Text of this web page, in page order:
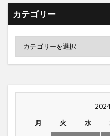
カテゴリー
月 火 水